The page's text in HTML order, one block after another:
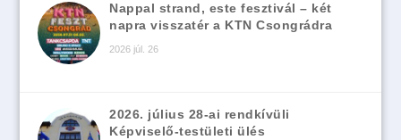
Nappal strand, este fesztivál – két
napra visszatér a KTN Csongrádra
2026 júl. 26
2026. július 28-ai rendkívüli
Képviselő-testületi ülés